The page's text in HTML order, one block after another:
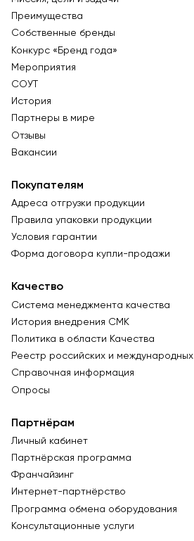
Преимущества
Собственные бренды
Конкурс «Бренд года»
Мероприятия
СОУТ
История
Партнеры в мире
Отзывы
Вакансии
Покупателям
Адреса отгрузки продукции
Правила упаковки продукции
Условия гарантии
Форма договора купли-продажи
Качество
Система менеджмента качества
История внедрения СМК
Политика в области Качества
Реестр российских и
Справочная информация
Опросы
Партнёрам
Личный кабинет
Партнёрская программа
Франчайзинг
Интернет-партнёрство
Программа обмена оборудования
Консультационные услуги